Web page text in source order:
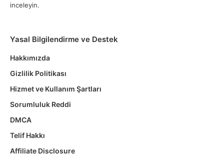
inceleyin.
Yasal Bilgilendirme ve Destek
Hakkımızda
Gizlilik Politikası
Hizmet ve Kullanım Şartları
Sorumluluk Reddi
DMCA
Telif Hakkı
Affiliate Disclosure